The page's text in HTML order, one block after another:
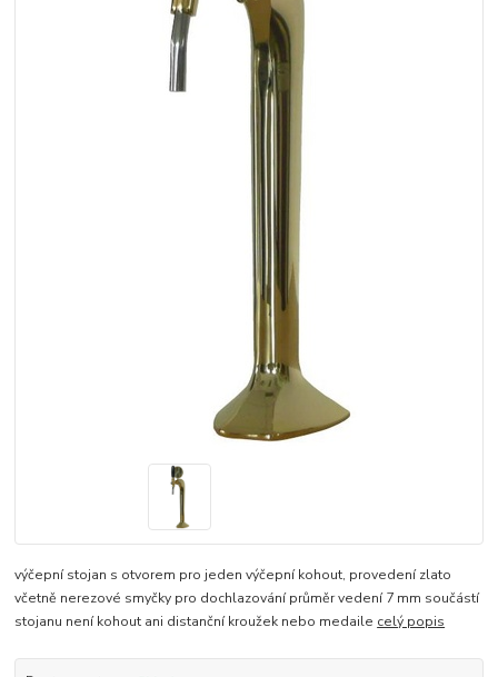
výčepní stojan s otvorem pro jeden výčepní kohout, provedení zlato
včetně nerezové smyčky pro dochlazování průměr vedení 7 mm součástí
stojanu není kohout ani distanční kroužek nebo medaile celý popis